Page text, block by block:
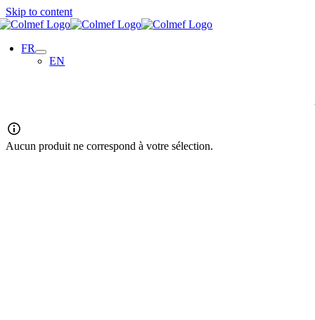
Skip to content
FR
EN
Aucun produit ne correspond à votre sélection.